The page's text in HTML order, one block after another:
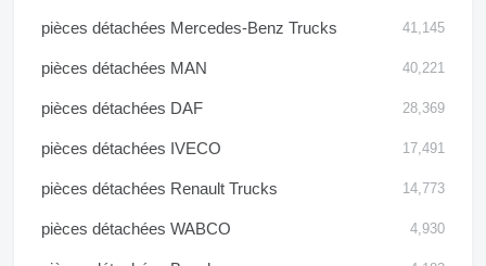
pièces détachées Mercedes-Benz Trucks 41,145
pièces détachées MAN 40,221
pièces détachées DAF 28,369
pièces détachées IVECO 17,491
pièces détachées Renault Trucks 14,773
pièces détachées WABCO 4,930